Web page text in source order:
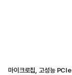
마이크로칩, 고성능